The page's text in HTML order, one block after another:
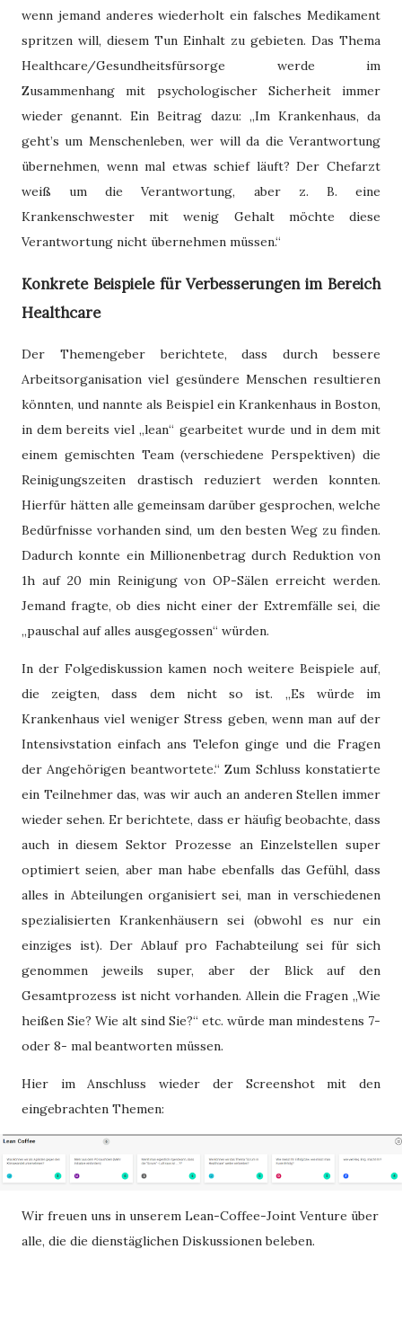
wenn jemand anderes wiederholt ein falsches Medikament
spritzen will, diesem Tun Einhalt zu gebieten. Das Thema
Healthcare/Gesundheitsfürsorge werde im
Zusammenhang mit psychologischer Sicherheit immer
wieder genannt. Ein Beitrag dazu: „Im Krankenhaus, da
geht’s um Menschenleben, wer will da die Verantwortung
übernehmen, wenn mal etwas schief läuft? Der Chefarzt
weiß um die Verantwortung, aber z. B. eine
Krankenschwester mit wenig Gehalt möchte diese
Verantwortung nicht übernehmen müssen.“
Konkrete Beispiele für Verbesserungen im Bereich
Healthcare
Der Themengeber berichtete, dass durch bessere
Arbeitsorganisation viel gesündere Menschen resultieren
könnten, und nannte als Beispiel ein Krankenhaus in Boston,
in dem bereits viel „lean“ gearbeitet wurde und in dem mit
einem gemischten Team (verschiedene Perspektiven) die
Reinigungszeiten drastisch reduziert werden konnten.
Hierfür hätten alle gemeinsam darüber gesprochen, welche
Bedürfnisse vorhanden sind, um den besten Weg zu finden.
Dadurch konnte ein Millionenbetrag durch Reduktion von
1h auf 20 min Reinigung von OP-Sälen erreicht werden.
Jemand fragte, ob dies nicht einer der Extremfälle sei, die
„pauschal auf alles ausgegossen“ würden.
In der Folgediskussion kamen noch weitere Beispiele auf,
die zeigten, dass dem nicht so ist. „Es würde im
Krankenhaus viel weniger Stress geben, wenn man auf der
Intensivstation einfach ans Telefon ginge und die Fragen
der Angehörigen beantwortete.“ Zum Schluss konstatierte
ein Teilnehmer das, was wir auch an anderen Stellen immer
wieder sehen. Er berichtete, dass er häufig beobachte, dass
auch in diesem Sektor Prozesse an Einzelstellen super
optimiert seien, aber man habe ebenfalls das Gefühl, dass
alles in Abteilungen organisiert sei, man in verschiedenen
spezialisierten Krankenhäusern sei (obwohl es nur ein
einziges ist). Der Ablauf pro Fachabteilung sei für sich
genommen jeweils super, aber der Blick auf den
Gesamtprozess ist nicht vorhanden. Allein die Fragen „Wie
heißen Sie? Wie alt sind Sie?“ etc. würde man mindestens 7-
oder 8- mal beantworten müssen.
Hier im Anschluss wieder der Screenshot mit den
eingebrachten Themen:
Wir freuen uns in unserem Lean-Coffee-Joint Venture über
alle, die die dienstäglichen Diskussionen beleben.